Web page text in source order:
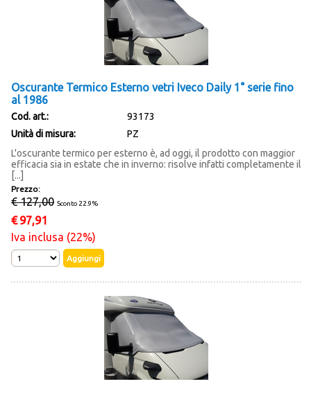
Oscurante Termico Esterno vetri Iveco Daily 1° serie fino
al 1986
Cod. art.:
93173
Unità di misura:
PZ
L'oscurante termico per esterno è, ad oggi, il prodotto con maggior
efficacia sia in estate che in inverno: risolve infatti completamente il
[...]
Prezzo:
€ 127,00 Sconto 22.9%
€ 97,91
Iva inclusa (22%)